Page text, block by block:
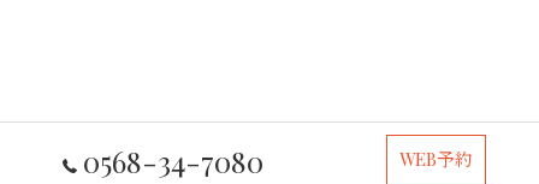
0568-34-7080 WEB予約